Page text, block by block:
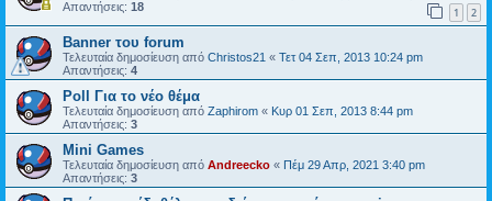
Απαντήσεις: 18 1 2
Banner του forum
Τελευταία δημοσίευση από Christos21 « Τετ 04 Σεπ, 2013 10:24 pm
Απαντήσεις: 4
Poll Για το νέο θέμα
Τελευταία δημοσίευση από Zaphirom « Κυρ 01 Σεπ, 2013 8:44 pm
Απαντήσεις: 3
Mini Games
Τελευταία δημοσίευση από Andreecko « Πέμ 29 Απρ, 2021 3:40 pm
Απαντήσεις: 3